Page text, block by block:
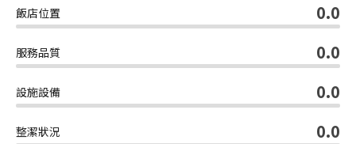
飯店位置
0.0
服務品質 0.0
設施設備 0.0
整潔狀況 0.0